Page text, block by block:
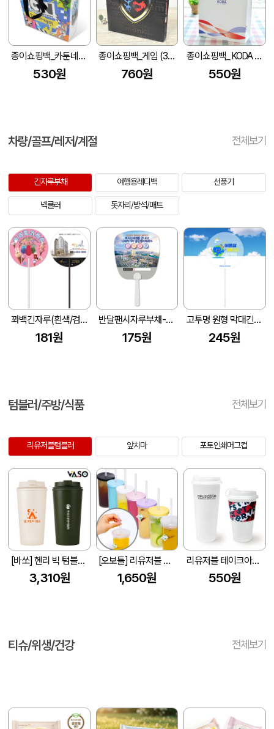
종이쇼핑백_카툰네트워크 (280x100x300mm)
530원
종이쇼핑백_게임 (390x60x400mm)
760원
종이쇼핑백_ KODA (270x110x360mm)
550원
차량/골프/레저/계절 전체보기
긴자루부채 여행용레디백 선풍기
넥쿨러 돗자리/방석/매트
꽈백긴자루(흰색/검정 250mm)부채-원형
181원
반달팬시자루부채-사각 (175*186mm)
175원
고투명 원형 막대긴자루 부채 (190*190mm)
245원
텀블러/주방/식품 전체보기
리유저블텀블러 앞치마 포토인쇄머그컵
[바쏘] 헨리 빅 텀블러 450ml
3,310원
[오보틀] 리유저블 반투명 빨대텀블러 (빨대포함) 500ml
1,650원
리유저블 테이크아웃 리필컵(냉.온가능) 종이컵, 1회용품 대용
550원
티슈/위생/건강 전체보기